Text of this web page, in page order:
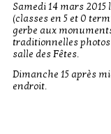
Samedi 14 mars
(classes en 5 et 0
gerbe aux
traditionnelles
salle des Fêtes.
Dimanche 15 après
endroit.